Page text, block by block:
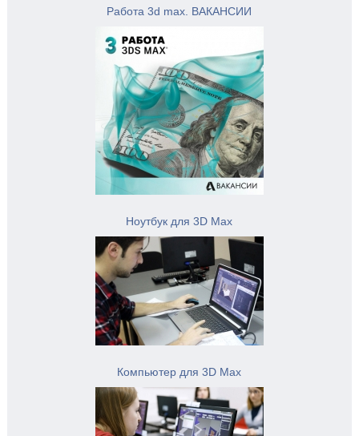
Работа 3d max. ВАКАНСИИ
Ноутбук для 3D Max
Компьютер для 3D Max